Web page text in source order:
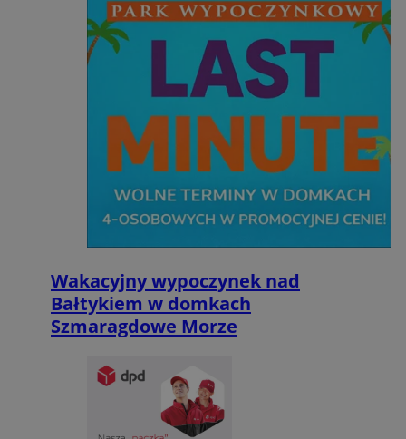
Wakacyjny wypoczynek nad
Bałtykiem w domkach
Szmaragdowe Morze